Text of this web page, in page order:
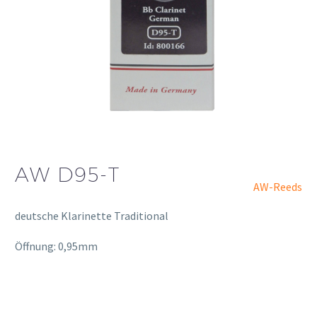
AW D95-T
AW-Reeds
deutsche Klarinette Traditional
Öffnung: 0,95mm